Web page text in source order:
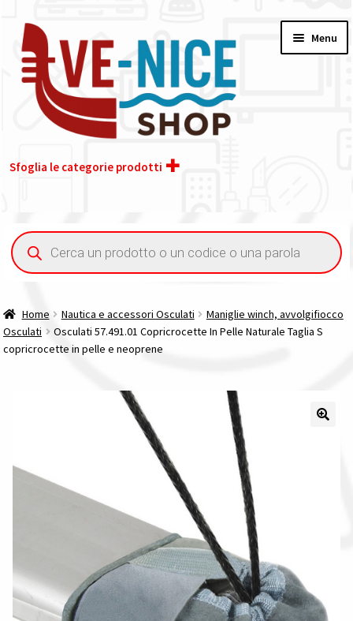
alla
navigazione
contenuto
Menu
Sfoglia le categorie prodotti
Acquisto iva 4% (agevolata)
Contatti
Condizioni generali
Acquisti in rete pubblica amministrazione
Assicurazione integrativa Garanzia3
Bonus fiscali 2025
Ricerca
prodotti
Home Nautica e accessori Osculati
Maniglie winch, avvolgifiocco
Osculati
Osculati 57.491.01 Copricrocette In Pelle Naturale Taglia S
copricrocette in pelle e neoprene